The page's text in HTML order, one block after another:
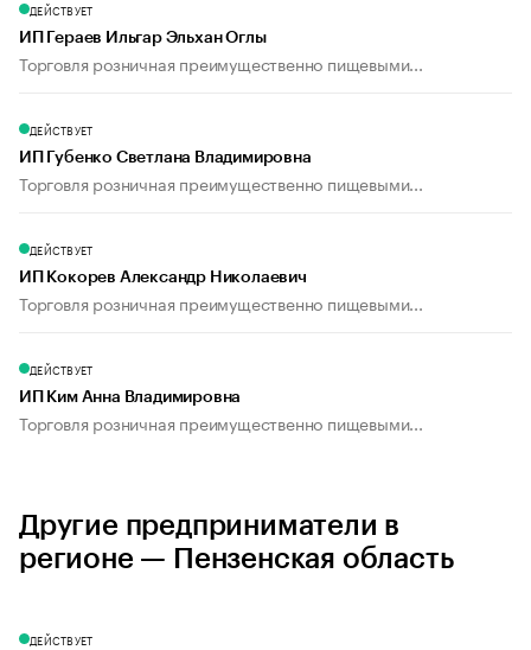
ДЕЙСТВУЕТ
ИП Гераев Ильгар Эльхан Оглы
Торговля розничная преимущественно пищевыми...
ДЕЙСТВУЕТ
ИП Губенко Светлана Владимировна
Торговля розничная преимущественно пищевыми...
ДЕЙСТВУЕТ
ИП Кокорев Александр Николаевич
Торговля розничная преимущественно пищевыми...
ДЕЙСТВУЕТ
ИП Ким Анна Владимировна
Торговля розничная преимущественно пищевыми...
Другие предприниматели в
регионе — Пензенская область
ДЕЙСТВУЕТ